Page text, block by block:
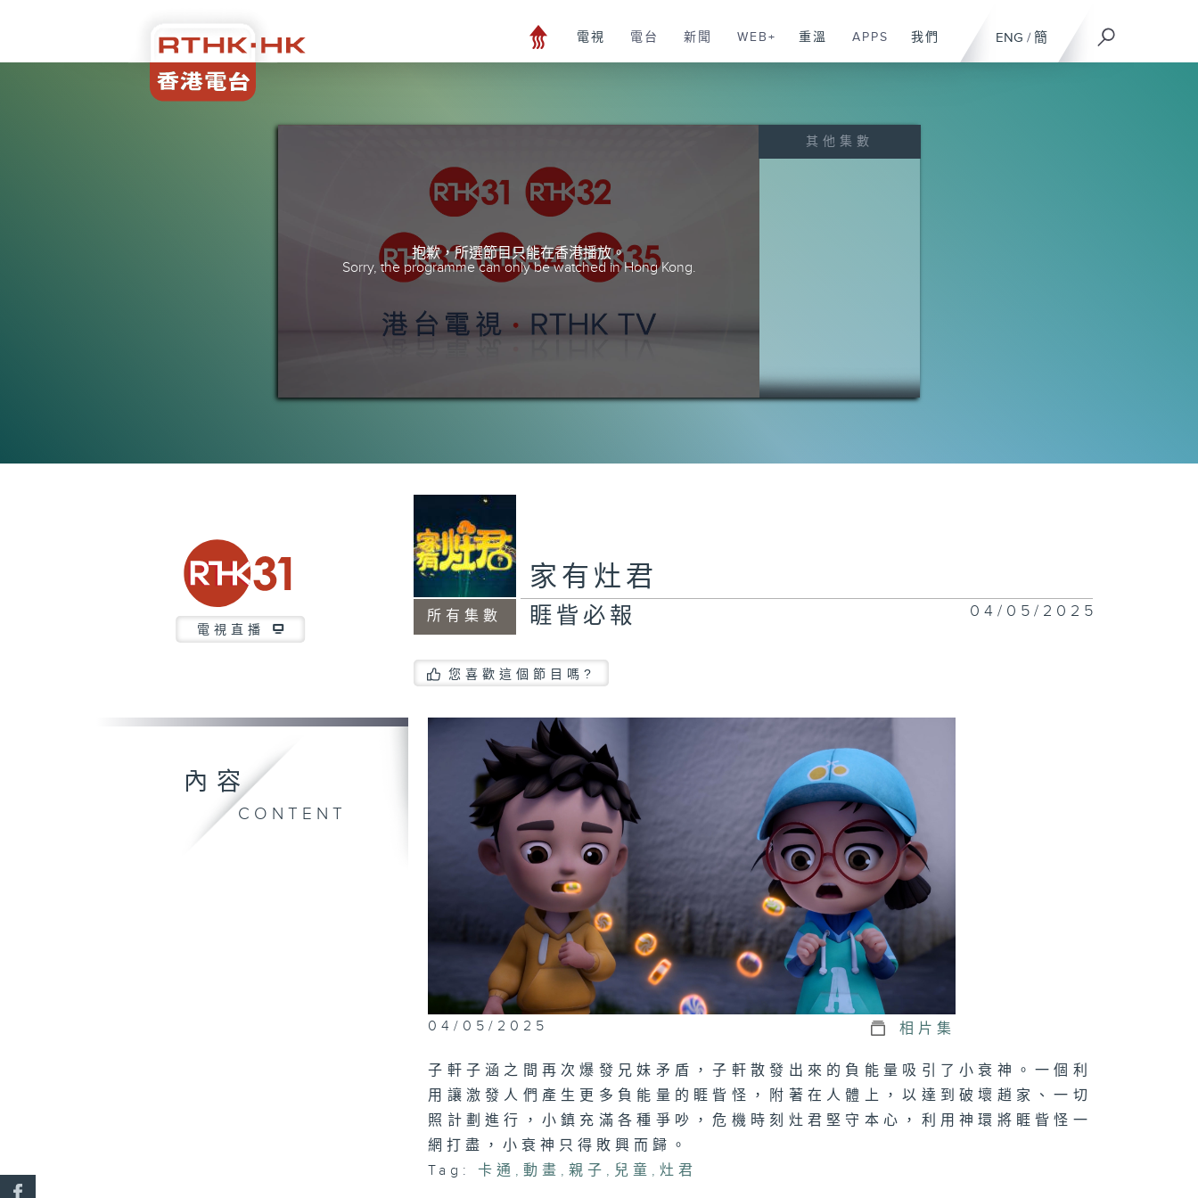
ENG / 簡
電視 電台 新聞 WEB+ 重溫 APPS 我們
抱歉，所選節目只能在香港播放。
Sorry, the programme can only be watched in Hong Kong.
其他集數
電視直播
所有集數
家有灶君
睚眥必報 04/05/2025
您喜歡這個節目嗎?
內容
CONTENT
04/05/2025 相片集
子軒子涵之間再次爆發兄妹矛盾，子軒散發出來的負能量吸引了小衰神。一個利
用讓激發人們產生更多負能量的睚眥怪，附著在人體上，以達到破壞趙家、一切
照計劃進行，小鎮充滿各種爭吵，危機時刻灶君堅守本心，利用神環將睚眥怪一
網打盡，小衰神只得敗興而歸。
Tag:
卡通 ,動畫 ,親子 , 兒童 ,灶君